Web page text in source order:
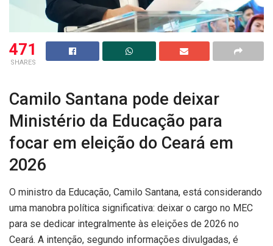
471
SHARES
Camilo Santana pode deixar
Ministério da Educação para
focar em eleição do Ceará em
2026
O ministro da Educação, Camilo Santana, está considerando
uma manobra política significativa: deixar o cargo no MEC
para se dedicar integralmente às eleições de 2026 no
Ceará. A intenção, segundo informações divulgadas, é